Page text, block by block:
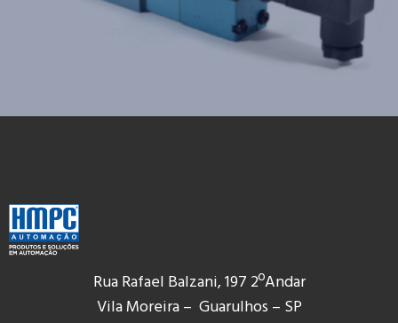
Rua Rafael Balzani, 197 2ºAndar
Vila Moreira – Guarulhos – SP